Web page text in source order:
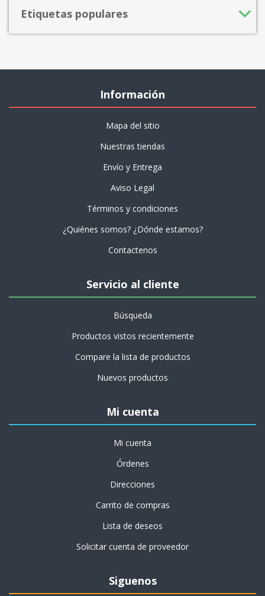
Etiquetas populares
Información
Mapa del sitio
Nuestras tiendas
Envío y Entrega
Aviso Legal
Términos y condiciones
¿Quiénes somos? ¿Dónde estamos?
Contactenos
Servicio al cliente
Búsqueda
Productos vistos recientemente
Compare la lista de productos
Nuevos productos
Mi cuenta
Mi cuenta
Órdenes
Direcciones
Carrito de compras
Lista de deseos
Solicitar cuenta de proveedor
Siguenos